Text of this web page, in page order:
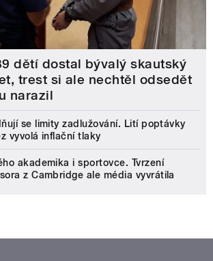
dětí dostal bývalý skautský
trest si ale nechtěl odsedět
narazil
se limity zadlužování. Lití poptávky
vyvolá inflační tlaky
akademika i sportovce. Tvrzení
z Cambridge ale média vyvrátila